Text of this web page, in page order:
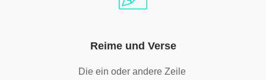
Reime und Verse
Die ein oder andere Zeile